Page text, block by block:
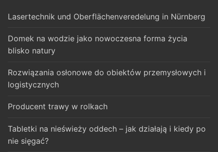
Lasertechnik und Oberflächenveredelung in Nürnberg
Domek na wodzie jako nowoczesna forma życia
blisko natury
Rozwiązania osłonowe do obiektów przemysłowych i
logistycznych
Producent trawy w rolkach
Tabletki na nieświeży oddech – jak działają i kiedy po
nie sięgać?